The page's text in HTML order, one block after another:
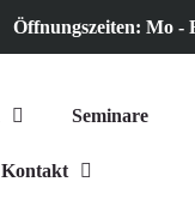
Öffnungszeiten: Mo -
Seminare
Kontakt